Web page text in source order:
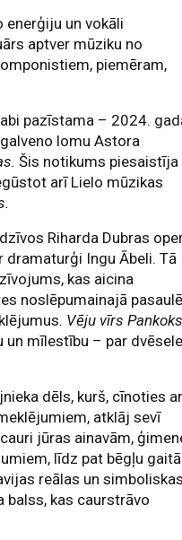
enerģiju un vokāli
aptver mūziku no
piemēram,
pazīstama – 2024.
lomu Astora
Šis notikums piesaistīja
arī Lielo mūzikas
Riharda Dubras
dramaturģi Ingu Ābeli. Tā
kas aicina
noslēpumainajā
Vēju vīrs Pankoks
un mīlestību – par
dēls, kurš, cīnoties ar
atklāj sevī
jūras ainavām,
līdz pat bēgļu
reālas un simboliskas
balss, kas caurstrāvo